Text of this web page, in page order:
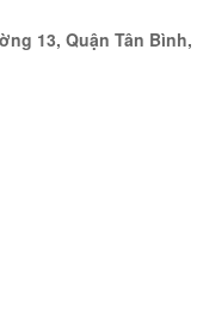
13, Quận Tân Bình,